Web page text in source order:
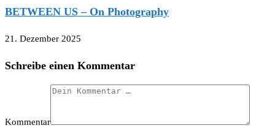
BETWEEN US – On Photography
21. Dezember 2025
Schreibe einen Kommentar
Kommentar